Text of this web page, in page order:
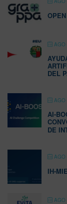
DEL
AI-
DE
IH-